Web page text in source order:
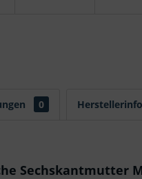
0
Sechskantmutter